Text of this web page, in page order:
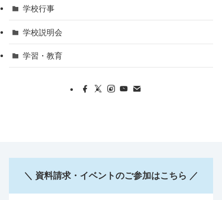
学校行事
学校説明会
学習・教育
＼ 資料請求・イベントのご参加はこちら ／